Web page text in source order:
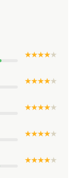
★ ★ ★ ★★
★ ★ ★ ★★
★ ★ ★ ★★
★ ★ ★ ★★
★ ★ ★ ★★